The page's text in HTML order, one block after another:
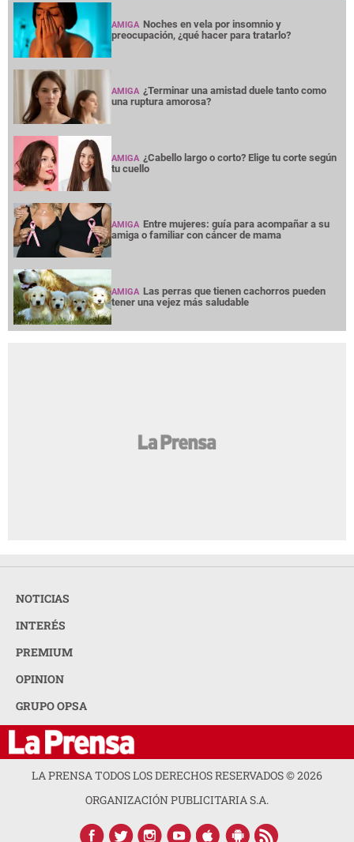
AMIGA Noches en vela por insomnio y
preocupación, ¿qué hacer para tratarlo?
AMIGA ¿Terminar una amistad duele tanto como
una ruptura amorosa?
AMIGA ¿Cabello largo o corto? Elige tu corte según
tu cuello
AMIGA Entre mujeres: guía para acompañar a su
amiga o familiar con cáncer de mama
AMIGA Las perras que tienen cachorros pueden
tener una vejez más saludable
NOTICIAS
INTERÉS
PREMIUM
OPINION
GRUPO OPSA
LA PRENSA TODOS LOS DERECHOS RESERVADOS ©2026
ORGANIZACIÓN PUBLICITARIA S.A.